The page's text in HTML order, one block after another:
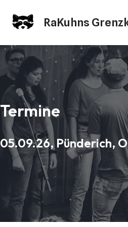
Zum
springen
RaKuhns
Termine
05.09.26, Pünderich,